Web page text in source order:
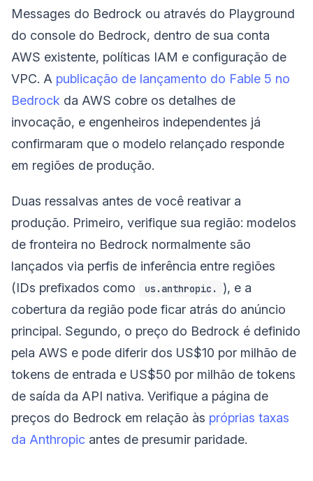
Messages do Bedrock ou através do Playground
do console do Bedrock, dentro de sua conta
AWS existente, políticas IAM e configuração de
VPC. A publicação de lançamento do Fable 5 no
Bedrock da AWS cobre os detalhes de
invocação, e engenheiros independentes já
confirmaram que o modelo relançado responde
em regiões de produção.
Duas ressalvas antes de você reativar a
produção. Primeiro, verifique sua região: modelos
de fronteira no Bedrock normalmente são
lançados via perfis de inferência entre regiões
(IDs prefixados como
us.anthropic.
), e a
cobertura da região pode ficar atrás do anúncio
principal. Segundo, o preço do Bedrock é definido
pela AWS e pode diferir dos US$10 por milhão de
tokens de entrada e US$50 por milhão de tokens
de saída da API nativa. Verifique a página de
preços do Bedrock em relação às próprias taxas
da Anthropic antes de presumir paridade.